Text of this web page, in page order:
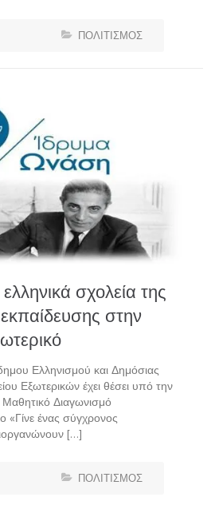
ΠΟΛΙΤΙΣΜΟΣ
σχολεία της
στην
Ελληνισμού και Δημόσιας
Εξωτερικών έχει θέσει υπό την
Μαθητικό Διαγωνισμό
«Γίνε ένας σύγχρονος
[…]
ΠΟΛΙΤΙΣΜΟΣ